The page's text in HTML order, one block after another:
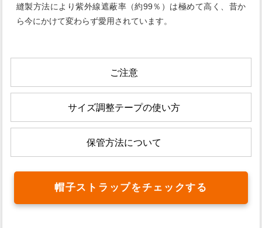
縫製方法により紫外線遮蔽率（約99％）は極めて高く、昔か
ら今にかけて変わらず愛用されています。
ご注意
サイズ調整テープの使い方
保管方法について
帽子ストラップをチェックする